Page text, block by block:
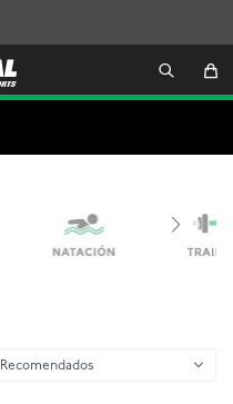
Recomendados